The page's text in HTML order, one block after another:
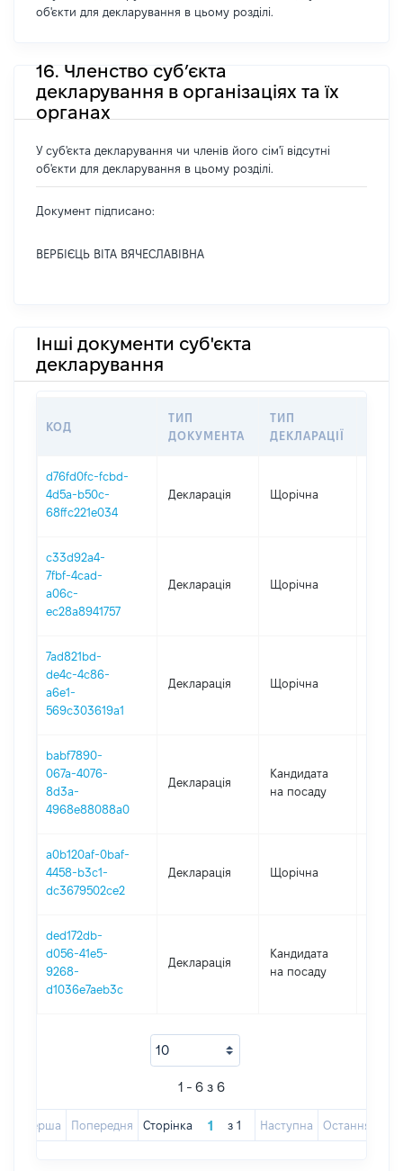
об'єкти для декларування в цьому розділі.
16. Членство суб’єкта
декларування в організаціях та їх
органах
У суб'єкта декларування чи членів його сім'ї відсутні
об'єкти для декларування в цьому розділі.
Документ підписано:
ВЕРБІЄЦЬ ВІТА ВЯЧЕСЛАВІВНА
Інші документи суб'єкта
декларування
КОД
ТИП
ДОКУМЕНТА
ТИП
ДЕКЛАРАЦІЇ
d76fd0fc-fcbd-
4d5a-b50c-
68ffc221e034
Декларація Щорічна
c33d92a4-
7fbf-4cad-
a06c-
ec28a8941757
Декларація Щорічна
7ad821bd-
de4c-4c86-
a6e1-
569c303619a1
Декларація Щорічна
babf7890-
067a-4076-
8d3a-
4968e88088a0
Декларація
Кандидата
на посаду
a0b120af-0baf-
4458-b3c1-
dc3679502ce2
Декларація Щорічна
ded172db-
d056-41e5-
9268-
d1036e7aeb3c
Декларація
Кандидата
на посаду
1 - 6 з 6
Перша Попередня Сторінка з 1 Наступна Остання